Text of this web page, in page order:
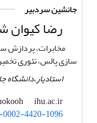
جانشین سردبیر
رضا کیوان
مخابرات، پردازش
سازی پالس، تئوری
استادیار،دانشگاه
rkayvanshokooh
ihu.ac.ir
4420-1096